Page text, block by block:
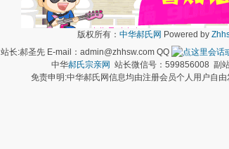
版权所有： 中华郝氏网 Powered by
站长:郝圣先 E-mail：admin@zhhsw.com QQ
中华郝氏宗亲网 站长微信号：599856008 副
免责申明:中华郝氏网信息均由注册会员个人用户自